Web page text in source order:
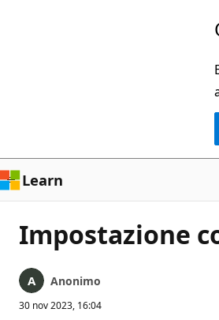
Learn
Impostazione
Anonimo
30 nov 2023, 16:04